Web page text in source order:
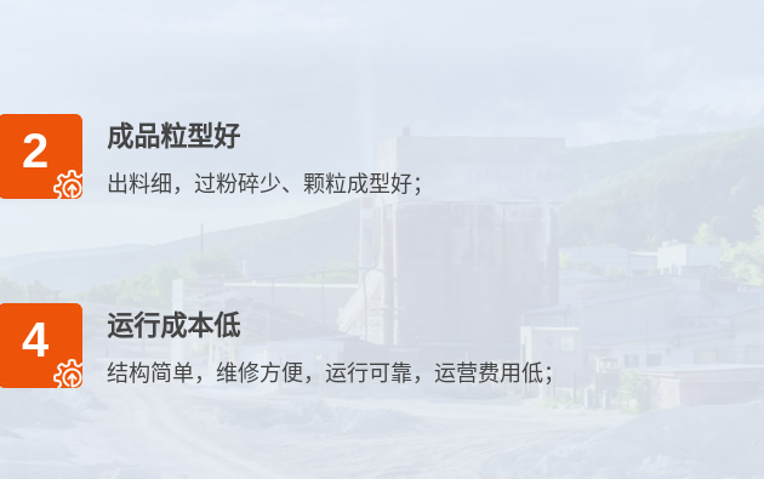
2 成品粒型好
出料细，过粉碎少、颗粒成型好；
4 运行成本低
结构简单，维修方便，运行可靠，运营费用低；